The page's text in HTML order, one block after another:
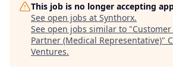
This job is no longer accepting
See open jobs at Synthorx.
See open jobs similar to "
Partner (Medical Representative)"
Ventures.